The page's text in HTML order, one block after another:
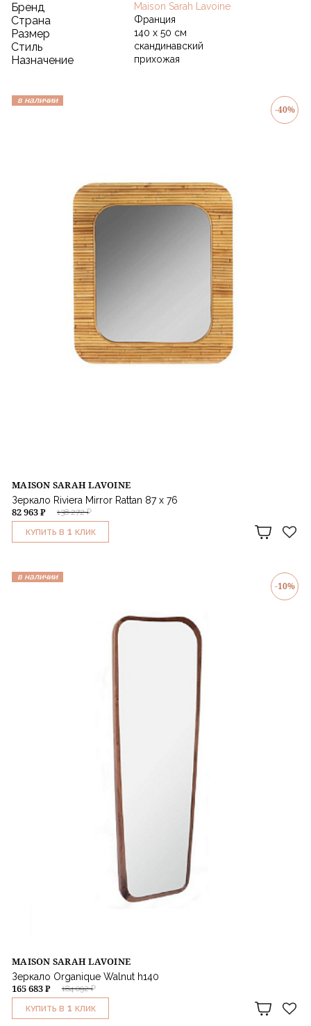
Бренд Maison Sarah Lavoine
Страна Франция
Размер 140 х 50 см
Стиль скандинавский
Назначение прихожая
в наличии
-40%
MAISON SARAH LAVOINE
Зеркало Riviera Mirror Rattan 87 x 76
138 272 ₽
82 963 ₽
КУПИТЬ В 1 КЛИК
в наличии
-10%
MAISON SARAH LAVOINE
Зеркало Organique Walnut h140
184 092 ₽
165 683 ₽
КУПИТЬ В 1 КЛИК